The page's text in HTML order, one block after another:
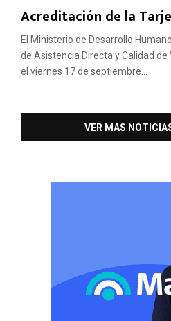
Acreditación de la
El Ministerio de Desarrollo
de Asistencia Directa y Calidad
el viernes 17 de septiembre...
VER MAS